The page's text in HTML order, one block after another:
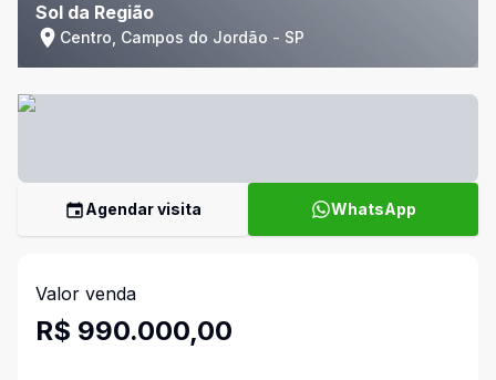
Sol da Região
Centro, Campos do Jordão - SP
Agendar visita WhatsApp
Valor venda
R$ 990.000,00